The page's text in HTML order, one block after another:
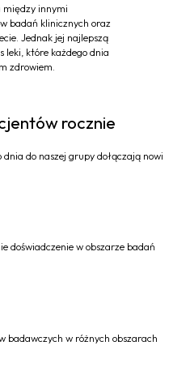
między innymi
badań klinicznych oraz
Jednak jej najlepszą
leki, które każdego dnia
zdrowiem.
rocznie
do naszej grupy dołączają nowi
doświadczenie w obszarze badań
badawczych w różnych obszarach